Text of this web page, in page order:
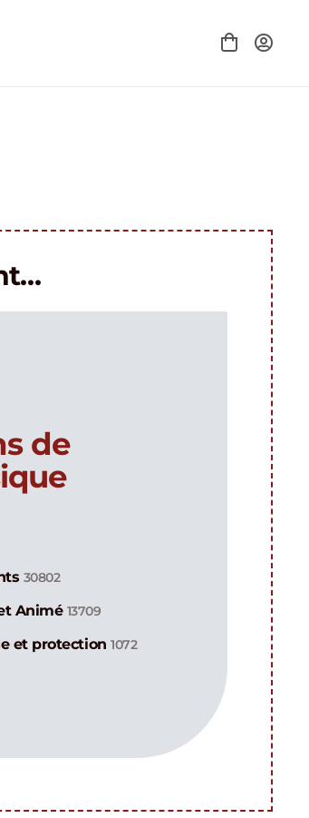
de
30802
Animé 13709
et protection1072